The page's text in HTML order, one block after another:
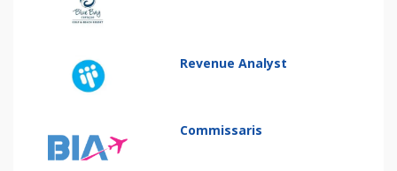
Revenue Analyst
Commissaris